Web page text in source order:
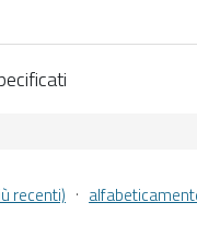
recenti) ·